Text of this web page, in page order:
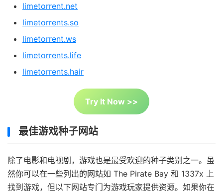
limetorrent.net
limetorrents.so
limetorrent.ws
limetorrents.life
limetorrents.hair
Try It Now >>
最佳游戏种子网站
除了电影和电视剧，游戏也是最受欢迎的种子类别之一。虽
然你可以在一些列出的网站如 The Pirate Bay 和 1337x 上
找到游戏，但以下网站专门为游戏玩家提供资源。如果你在